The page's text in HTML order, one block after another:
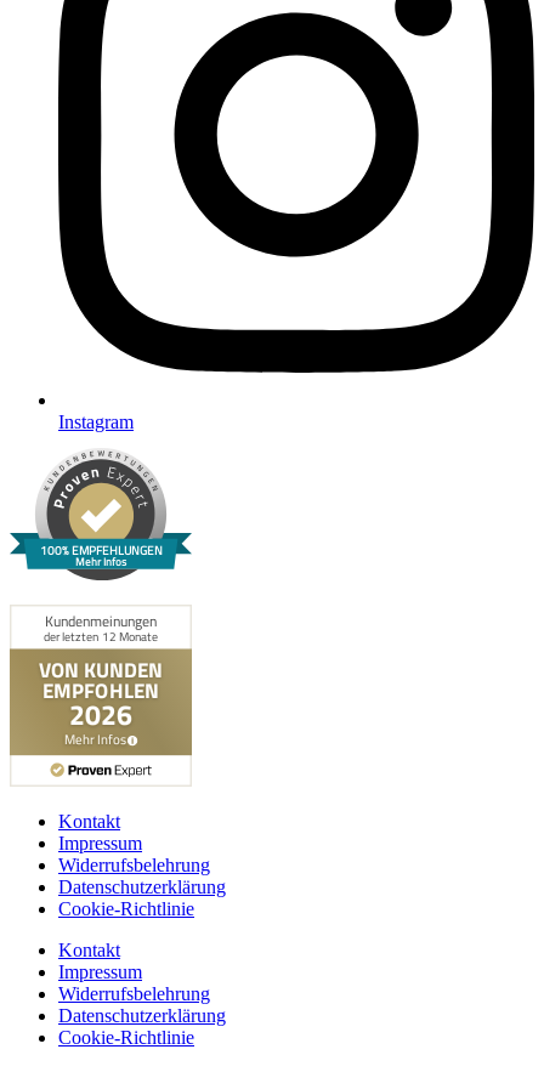
Instagram
100% EMPFEHLUNGEN
Mehr Infos
Kontakt
Impressum
Widerrufsbelehrung
Datenschutzerklärung
Cookie-Richtlinie
Kontakt
Impressum
Widerrufsbelehrung
Datenschutzerklärung
Cookie-Richtlinie